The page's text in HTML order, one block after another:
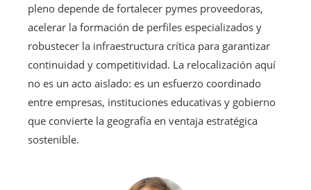
pleno depende de fortalecer pymes proveedoras,
acelerar la formación de perfiles especializados y
robustecer la infraestructura crítica para garantizar
continuidad y competitividad. La relocalización aquí
no es un acto aislado: es un esfuerzo coordinado
entre empresas, instituciones educativas y gobierno
que convierte la geografía en ventaja estratégica
sostenible.